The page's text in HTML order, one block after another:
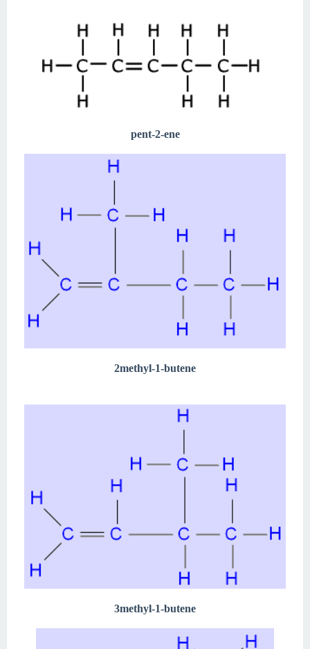
pent-2-ene
2methyl-1-butene
3methyl-1-butene